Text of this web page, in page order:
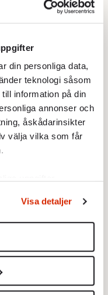
din personliga data,
teknologi såsom
information på din
annonser och
åskådarinsikter
välja vilka som får
när som
anpassa innehållet
trafik. Vi
och annan
Visa detaljer
låta politiken
eller